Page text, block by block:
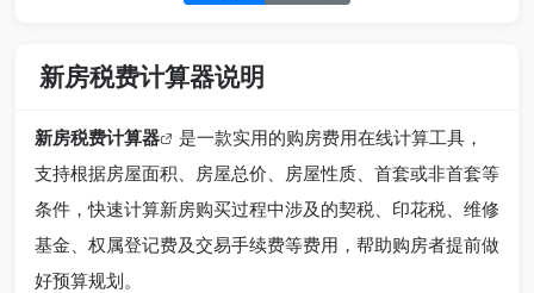
新房税费计算器说明
新房税费计算器
是一款实用的购房费用在线计算工具，
支持根据房屋面积、房屋总价、房屋性质、首套或非首套等
条件，快速计算新房购买过程中涉及的契税、印花税、维修
基金、权属登记费及交易手续费等费用，帮助购房者提前做
好预算规划。